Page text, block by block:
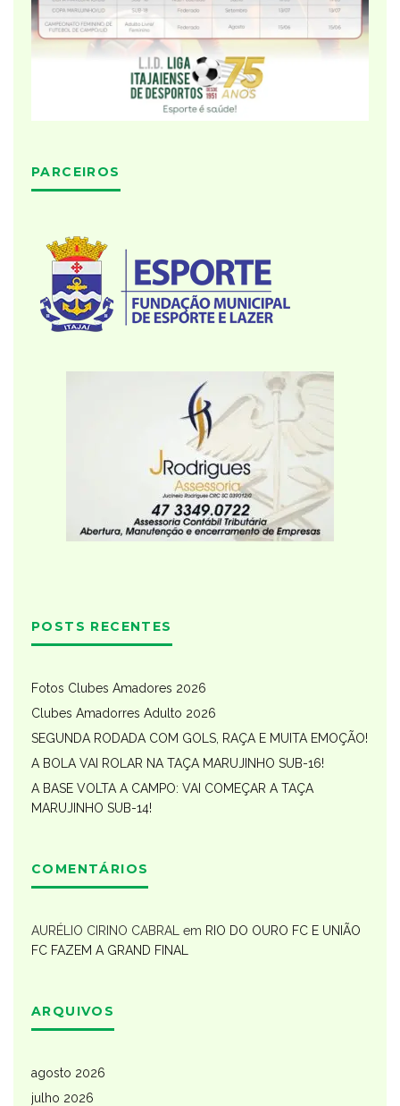
PARCEIROS
POSTS RECENTES
Fotos Clubes Amadores 2026
Clubes Amadorres Adulto 2026
SEGUNDA RODADA COM GOLS, RAÇA E MUITA EMOÇÃO!
A BOLA VAI ROLAR NA TAÇA MARUJINHO SUB-16!
A BASE VOLTA A CAMPO: VAI COMEÇAR A TAÇA
MARUJINHO SUB-14!
COMENTÁRIOS
AURÉLIO CIRINO CABRAL em RIO DO OURO FC E UNIÃO
FC FAZEM A GRAND FINAL
ARQUIVOS
agosto 2026
julho 2026